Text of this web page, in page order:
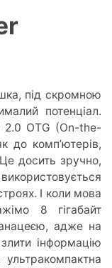
під скромною
потенціал.
2.0 OTG (On-the-
до комп’ютерів,
досить зручно,
І коли мова
8 гігабайт
адже на
інформацію